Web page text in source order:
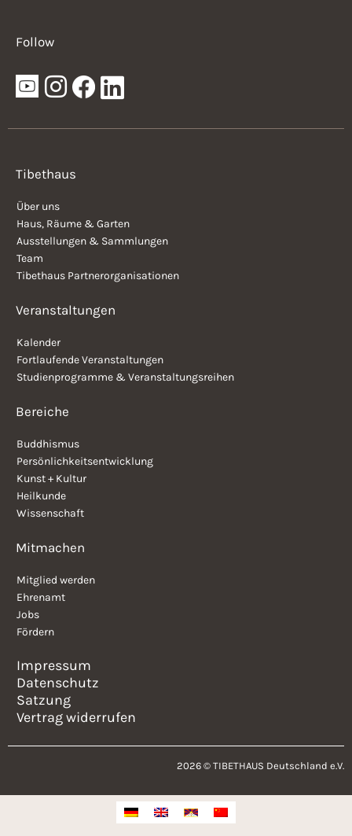
Follow
Tibethaus
Über uns
Haus, Räume & Garten
Ausstellungen & Sammlungen
Team
Tibethaus Partnerorganisationen
Veranstaltungen
Kalender
Fortlaufende Veranstaltungen
Studienprogramme & Veranstaltungsreihen
Bereiche
Buddhismus
Persönlichkeitsentwicklung
Kunst + Kultur
Heilkunde
Wissenschaft
Mitmachen
Mitglied werden
Ehrenamt
Jobs
Fördern
Impressum
Datenschutz
Satzung
Vertrag widerrufen
2026 © TIBETHAUS Deutschland e.V.